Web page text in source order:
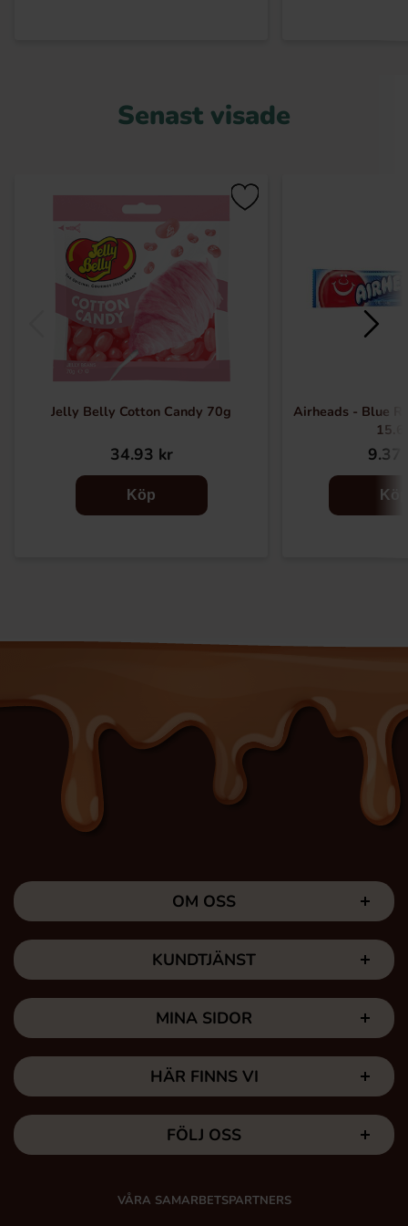
Senast visade
Jelly Belly Cotton Candy 70g
34.93 kr
Köp
Airheads - Blue
9.37
Köp
OM OSS
KUNDTJÄNST
MINA SIDOR
HÄR FINNS VI
FÖLJ OSS
VÅRA SAMARBETSPARTNERS